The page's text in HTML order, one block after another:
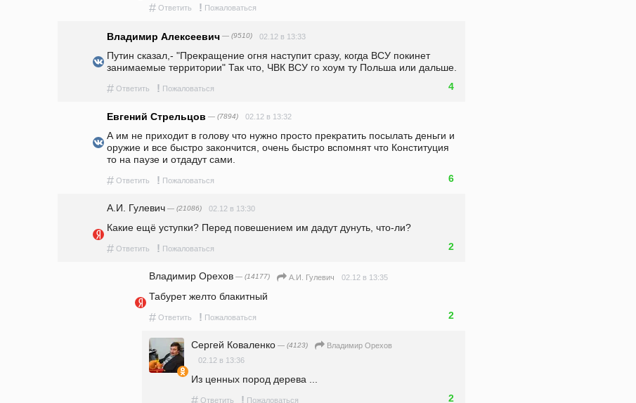
# Ответить ! Пожаловаться
Владимир Алексеевич — (9510) 02.12 в 13:33
Путин сказал,- "Прекращение огня наступит сразу, когда ВСУ покинет
занимаемые территории" Так что, ЧВК ВСУ го хоум ту Польша или дальше.
# Ответить ! Пожаловаться 4
Евгений Стрельцов — (7894) 02.12 в 13:32
А им не приходит в голову что нужно просто прекратить посылать деньги и
оружие и все быстро закончится, очень быстро вспомнят что Конституция
то на паузе и отдадут сами.
# Ответить ! Пожаловаться 6
А.И. Гулевич — (21086) 02.12 в 13:30
Какие ещё уступки? Перед повешением им дадут дунуть, что-ли?
# Ответить ! Пожаловаться 2
Владимир Орехов — (14177) А.И. Гулевич 02.12 в 13:35
Табурет желто блакитный
# Ответить ! Пожаловаться 2
Сергей Коваленко — (4123)
Владимир Орехов
02.12 в 13:36
Из ценных пород дерева ...
Ответить ! Пожаловаться 2